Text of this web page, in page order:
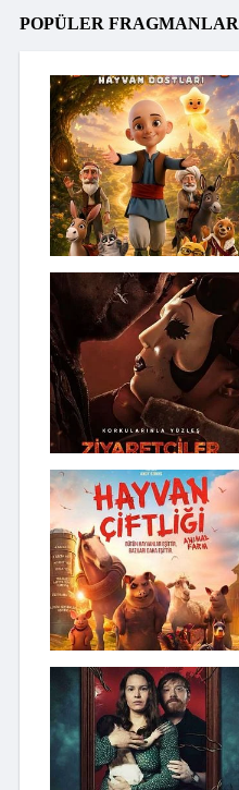
POPÜLER FRAGMANLAR